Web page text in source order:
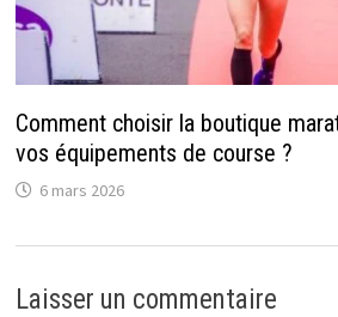
Comment choisir la boutique
vos équipements de course ?
6 mars 2026
Laisser un commentaire